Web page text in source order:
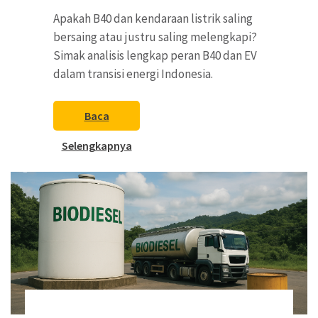
Apakah B40 dan kendaraan listrik saling
bersaing atau justru saling melengkapi?
Simak analisis lengkap peran B40 dan EV
dalam transisi energi Indonesia.
Baca
Selengkapnya